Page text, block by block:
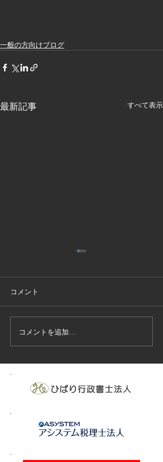
一般の方向けブログ
最新記事 すべて表示
技能実習生１２名入国-フ
ィリピン、ベトナム
コメント
コメントを追加…